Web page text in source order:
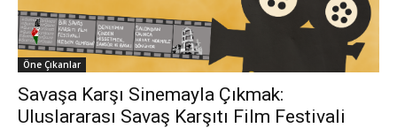
Öne Çıkanlar
Savaşa Karşı Sinemayla Çıkmak:
Uluslararası Savaş Karşıtı Film Festivali